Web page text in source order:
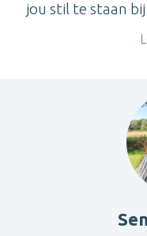
jou stil te staan